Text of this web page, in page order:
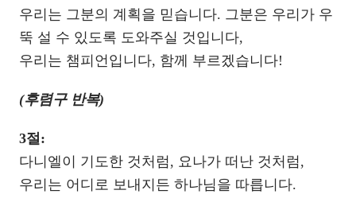
우리는 그분의 계획을 믿습니다. 그분은 우리가 우
뚝 설 수 있도록 도와주실 것입니다,
우리는 챔피언입니다, 함께 부르겠습니다!
(후렴구 반복)
3절:
다니엘이 기도한 것처럼, 요나가 떠난 것처럼,
우리는 어디로 보내지든 하나님을 따릅니다.